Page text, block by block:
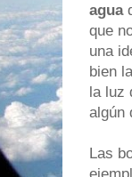
agua
que
una
bien
la luz
algún
Las